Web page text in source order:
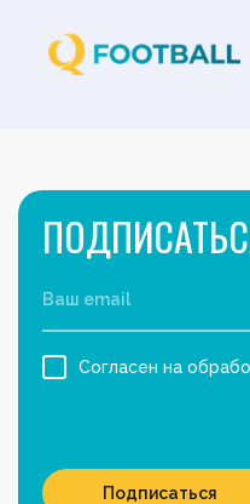
Согласен на
Подписаться